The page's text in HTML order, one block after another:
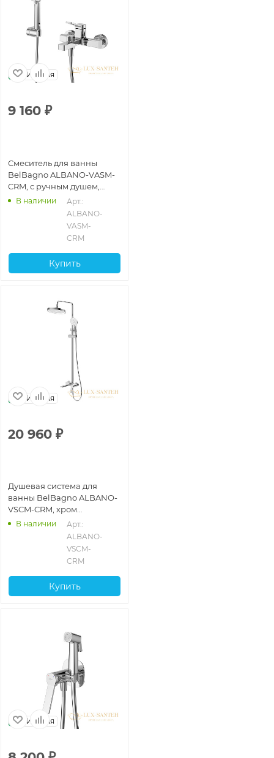
Италия
9 160 ₽
Смеситель для ванны
BelBagno ALBANO-VASM-
CRM, с ручным душем,
хром глянцевый
В наличии
Арт.:
ALBANO-
VASM-
CRM
Купить
Италия
20 960 ₽
Душевая система для
ванны BelBagno ALBANO-
VSCM-CRM, хром
глянцевый глянцевый
В наличии
Арт.:
ALBANO-
VSCM-
CRM
Купить
Италия